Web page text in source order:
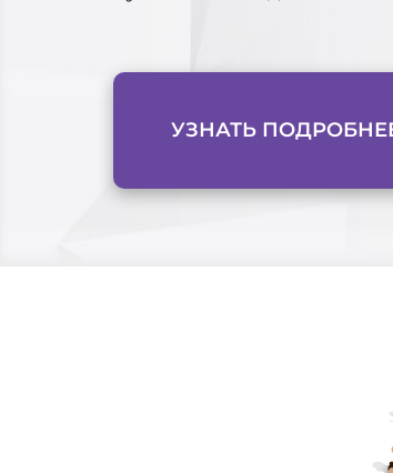
УЗНАТЬ